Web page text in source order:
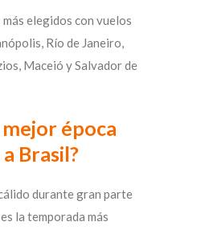
elegidos con vuelos
Río de Janeiro,
Maceió y Salvador de
mejor época
Brasil?
durante gran parte
la temporada más